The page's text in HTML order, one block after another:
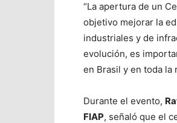
“La apertura de un
objetivo mejorar la
industriales y de
evolución, es
en Brasil y en toda la
Durante el evento,
FIAP, señaló que el